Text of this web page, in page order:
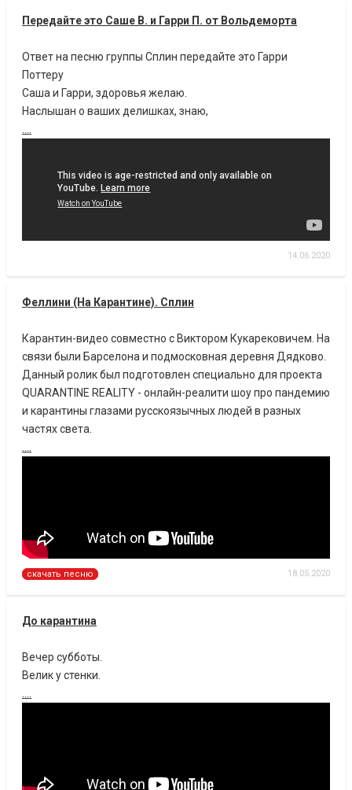
Передайте это Саше В. и Гарри П. от Вольдеморта
Ответ на песню группы Сплин передайте это Гарри
Поттеру
Саша и Гарри, здоровья желаю.
Наслышан о ваших делишках, знаю,
14.06.2020
Феллини (На Карантине). Сплин
Карантин-видео совместно с Виктором Кукарековичем. На
связи были Барселона и подмосковная деревня Дядково.
Данный ролик был подготовлен специально для проекта
QUARANTINE REALITY - онлайн-реалити шоу про пандемию
и карантины глазами русскоязычных людей в разных
частях света.
скачать песню 18.05.2020
До карантина
Вечер субботы.
Велик у стенки.